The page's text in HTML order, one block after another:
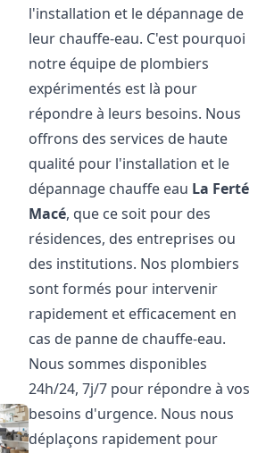
l'installation et le dépannage de
leur chauffe-eau. C'est pourquoi
notre équipe de plombiers
expérimentés est là pour
répondre à leurs besoins. Nous
offrons des services de haute
qualité pour l'installation et le
dépannage chauffe eau La Ferté
Macé, que ce soit pour des
résidences, des entreprises ou
des institutions. Nos plombiers
sont formés pour intervenir
rapidement et efficacement en
cas de panne de chauffe-eau.
Nous sommes disponibles
24h/24, 7j/7 pour répondre à vos
besoins d'urgence. Nous nous
déplaçons rapidement pour